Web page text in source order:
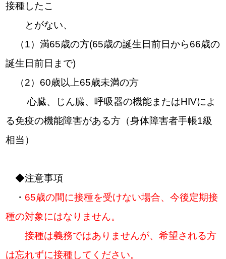
接種したこ
とがない、
（1）満65歳の方(65歳の誕生日前日から66歳の
誕生日前日まで)
（2）60歳以上65歳未満の方
心臓、じん臓、呼吸器の機能またはHIVによ
る免疫の機能障害がある方（身体障害者手帳1級
相当）
◆注意事項
・ 65歳の間に接種を受けない場合、今後定期接
種の対象にはなりません。
接種は義務ではありませんが、希望される方
は忘れずに接種してください。